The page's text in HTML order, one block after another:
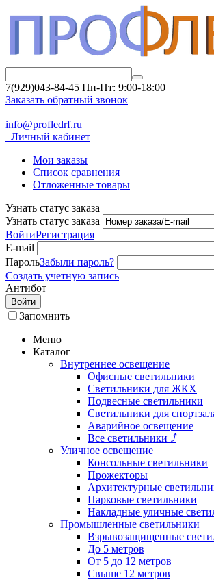
7(929)043-84-45 Пн-Пт: 9:00-18:00
Заказать обратный звонок
info@profledrf.ru
Личный кабинет
Мои заказы
Список сравнения
Отложенные товары
Узнать статус заказа
Узнать статус заказа
ВойтиРегистрация
E-mail
ПарольЗабыли пароль?
Создать учетную запись
Антибот
Войти
Запомнить
Меню
Каталог
Внутреннее освещение
Офисные светильники
Светильники для ЖКХ
Подвесные светильники
Светильники для
Аварийное освещение
Все светильники ⤴
Уличное освещение
Консольные светильники
Прожекторы
Архитектурные
Парковые светильники
Накладные уличные
Промышленные светильники
Взрывозащищенные
До 5 метров
От 5 до 12 метров
Свыше 12 метров